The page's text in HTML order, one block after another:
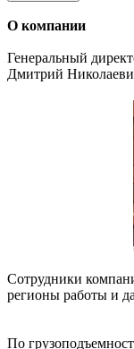
О компании
Генеральный
Дмитрий
Сотрудники
регионы работы и
По